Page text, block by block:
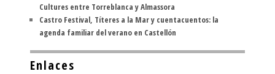
Cultures entre Torreblanca y Almassora
Castro Festival, Títeres a la Mar y cuentacuentos: la
agenda familiar del verano en Castellón
Enlaces